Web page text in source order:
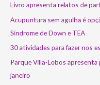
Livro apresenta relatos de
Acupuntura sem agulha é
Síndrome de Down e TEA
30 atividades para fazer nos
Parque Villa-Lobos apresenta
janeiro